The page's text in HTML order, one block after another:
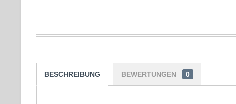
BESCHREIBUNG BEWERTUNGEN 0